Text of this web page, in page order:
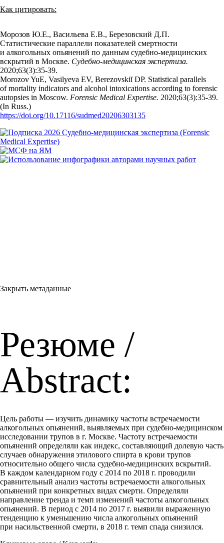
Как цитировать:
Морозов Ю.Е., Васильева Е.В., Березовский Д.П.
Статистические параллели показателей смертности
и алкогольных опьянений по данным судебно-медицинских
вскрытий в Москве. Судебно-медицинская экспертиза.
2020;63(3):35‑39.
Morozov YuE, Vasilyeva EV, Berezovskiĭ DP. Statistical parallels
of mortality indicators and alcohol intoxications according to forensic
autopsies in Moscow. Forensic Medical Expertise. 2020;63(3):35‑39.
(In Russ.)
https://doi.org/10.17116/sudmed20206303135
Закрыть метаданные
Резюме /
Abstract:
Цель работы — изучить динамику частоты встречаемости
алкогольных опьянений, выявляемых при судебно-медицинском
исследовании трупов в г. Москве. Частоту встречаемости
опьянений определяли как индекс, составляющий долевую часть
случаев обнаружения этилового спирта в крови трупов
относительно общего числа судебно-медицинских вскрытий.
В каждом календарном году с 2014 по 2018 г. проводили
сравнительный анализ частоты встречаемости алкогольных
опьянений при конкретных видах смерти. Определяли
направление тренда и темп изменений частоты алкогольных
опьянений. В период с 2014 по 2017 г. выявили выраженную
тенденцию к уменьшению числа алкогольных опьянений
при насильственной смерти, в 2018 г. темп спада снизился.